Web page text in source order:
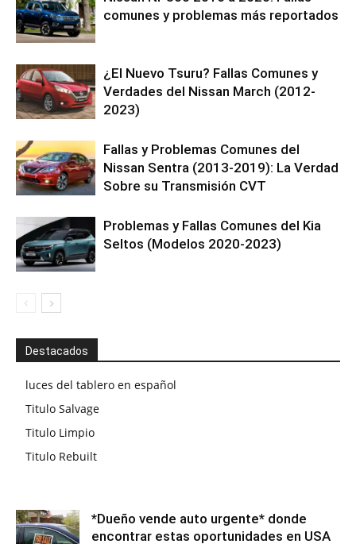
comunes y problemas más reportados
¿El Nuevo Tsuru? Fallas Comunes y
Verdades del Nissan March (2012-
2023)
Fallas y Problemas Comunes del
Nissan Sentra (2013-2019): La Verdad
Sobre su Transmisión CVT
Problemas y Fallas Comunes del Kia
Seltos (Modelos 2020-2023)
Destacados
luces del tablero en español
Titulo Salvage
Titulo Limpio
Titulo Rebuilt
*Dueño vende auto urgente* donde
encontrar estas oportunidades en USA